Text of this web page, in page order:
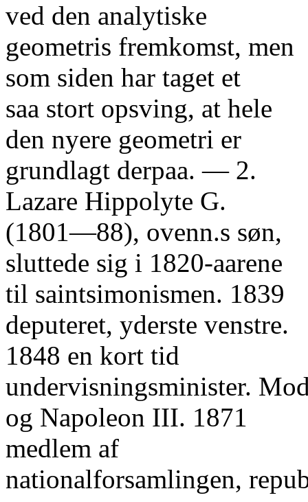
ved den analytiske
geometris fremkomst, men
som siden har taget et
saa stort opsving, at hele
den nyere geometri er
grundlagt derpaa. — 2.
Lazare Hippolyte G.
(1801—88), ovenn.s søn,
sluttede sig i 1820-aarene
til saintsimonismen. 1839
deputeret, yderste venstre.
1848 en kort tid
undervisningsminister.
og Napoleon III. 1871
medlem af
nationalforsamlingen,